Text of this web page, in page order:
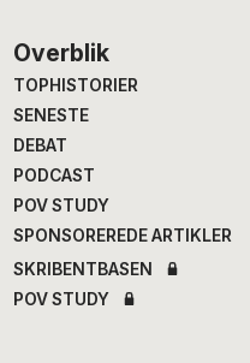
Footer
Overblik
TOPHISTORIER
SENESTE
DEBAT
PODCAST
POV STUDY
SPONSOREREDE ARTIKLER
SKRIBENTBASEN
POV STUDY